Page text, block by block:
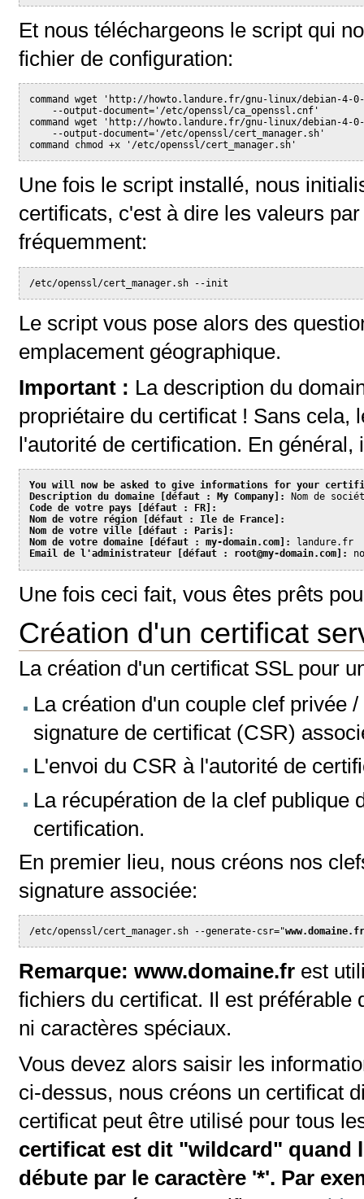
Et nous téléchargeons le script qui
fichier de configuration:
command wget 'http://howto.landure.fr/gnu-linux/debian-
    --output-document='/etc/openssl/ca_openssl.cnf'
command wget 'http://howto.landure.fr/gnu-linux/debian-
    --output-document='/etc/openssl/cert_manager.sh'
command chmod +x '/etc/openssl/cert_manager.sh'
Une fois le script installé, nous
certificats, c'est à dire les valeurs
fréquemment:
/etc/openssl/cert_manager.sh --init
Le script vous pose alors des
emplacement géographique.
Important : La description du
propriétaire du certificat ! Sans cela,
l'autorité de certification. En
You will now be asked to give informations for your
Description du domaine [défaut : My Company]:
Code de votre pays [défaut : FR]:
Nom de votre région [défaut : Ile de France]:
Nom de votre ville [défaut : Paris]:
Nom de votre domaine [défaut : my-domain.com]:
Email de l'administrateur [défaut : root@my-domain.com ]:
Une fois ceci fait, vous êtes prêts
Création d'un certificat
La création d'un certificat SSL pour
La création d'un couple clef privée
signature de certificat (CSR)
L'envoi du CSR à l'autorité de
La récupération de la clef publique
certification.
En premier lieu, nous créons nos
signature associée:
/etc/openssl/cert_manager.sh --generate-csr="
Remarque: www.domaine.fr est
fichiers du certificat. Il est préférable
ni caractères spéciaux.
Vous devez alors saisir les
ci-dessus, nous créons un certificat
certificat peut être utilisé pour tous
certificat est dit "wildcard" quand
débute par le caractère '*'. Par